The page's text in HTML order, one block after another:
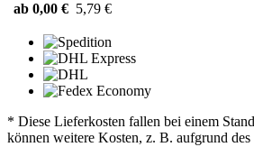
ab 0,00 € 5,79 €
* Diese Lieferkosten fallen bei einem
können weitere Kosten, z. B. aufgrund